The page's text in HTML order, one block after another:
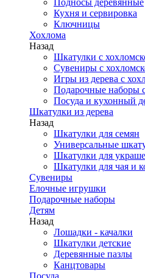
Подносы деревянные
Кухня и сервировка
Ключницы
Хохлома
Назад
Шкатулки с
Сувениры с
Игры из дерева с
Подарочные наборы
Посуда и кухонный
Шкатулки из дерева
Назад
Шкатулки для семян
Универсальные
Шкатулки для
Шкатулки для чая и
Сувениры
Елочные игрушки
Подарочные наборы
Детям
Назад
Лошадки - качалки
Шкатулки детские
Деревянные пазлы
Канцтовары
Посуда